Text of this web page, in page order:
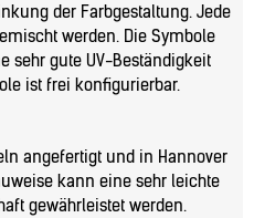
der Farbgestaltung. Jede
werden. Die Symbole
sehr gute UV-Beständigkeit
ist frei konfigurierbar.
angefertigt und in Hannover
kann eine sehr leichte
gewährleistet werden.